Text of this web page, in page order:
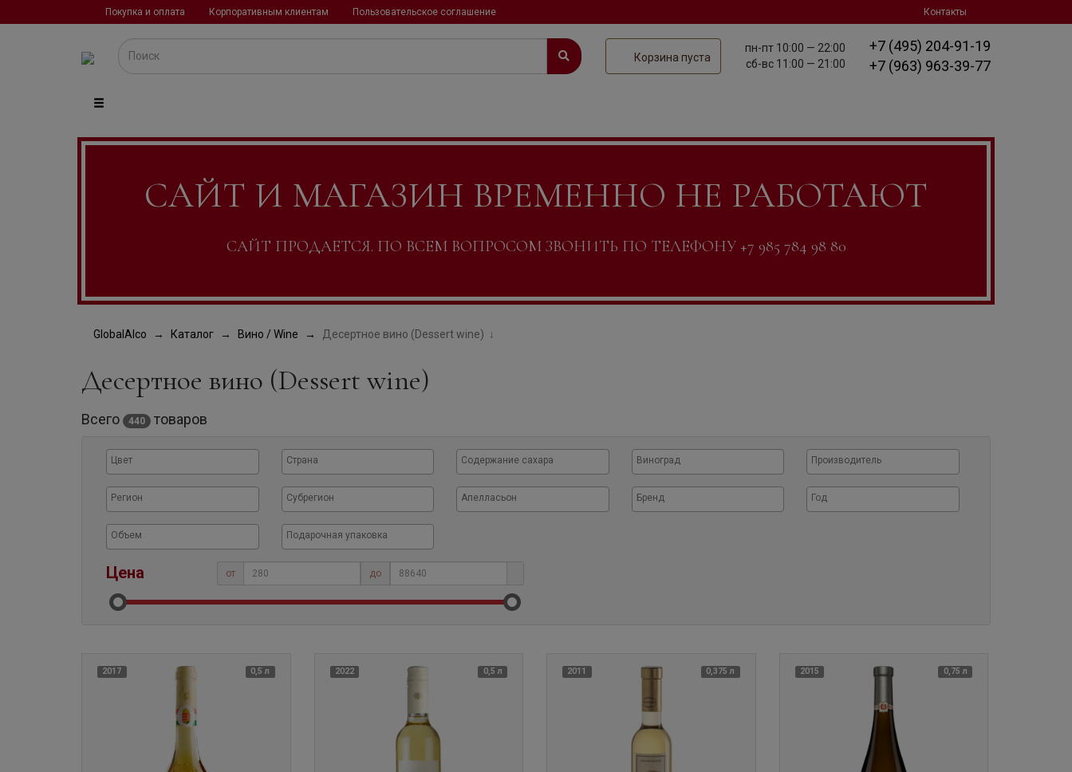
Покупка и оплата Корпоративным клиентам Пользовательское соглашение Контакты
Корзина пуста
пн-пт 10:00 — 22:00
сб-вс 11:00 — 21:00
+7 (495) 204-91-19
+7 (963) 963-39-77
САЙТ И МАГАЗИН ВРЕМЕННО НЕ РАБОТАЮТ
САЙТ ПРОДАЕТСЯ. ПО ВСЕМ ВОПРОСОМ ЗВОНИТЬ ПО ТЕЛЕФОНУ +7 985 784 98 80
GlobalAlco Каталог Вино / Wine Десертное вино (Dessert wine)
Десертное вино (Dessert wine)
Всего 440 товаров
Цена от до
2017 0,5 л 2022 0,5 л 2011 0,375 л 2015 0,75 л